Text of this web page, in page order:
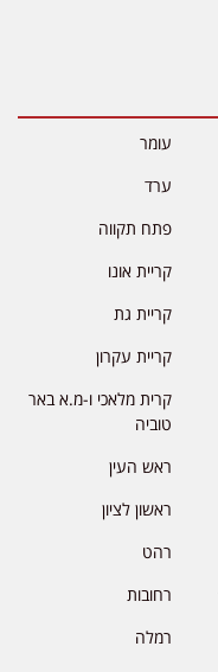
עומר
ערד
פתח תקווה
קריית אונו
קריית גת
קריית עקרון
קרית מלאכי ו-מ.א באר
טוביה
ראש העין
ראשון לציון
רהט
רחובות
רמלה